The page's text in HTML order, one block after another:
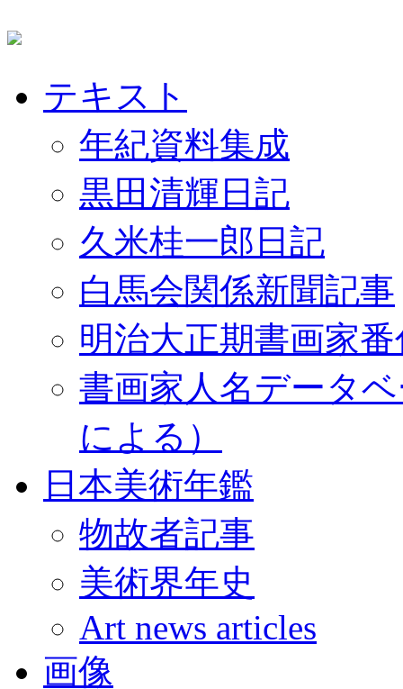
テキスト
年紀資料集成
黒田清輝日記
久米桂一郎日記
白馬会関係新聞記事
明治大正期書画家
書画家人名データ
による）
日本美術年鑑
物故者記事
美術界年史
Art news articles
画像